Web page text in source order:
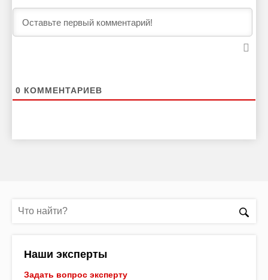
0 КОММЕНТАРИЕВ
Наши эксперты
Задать вопрос эксперту